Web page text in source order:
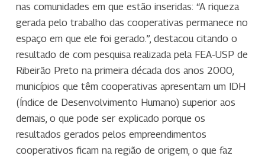
nas comunidades em que estão inseridas: “A riqueza
gerada pelo trabalho das cooperativas permanece no
espaço em que ele foi gerado.”, destacou citando o
resultado de com pesquisa realizada pela FEA-USP de
Ribeirão Preto na primeira década dos anos 2000,
municípios que têm cooperativas apresentam um IDH
(Índice de Desenvolvimento Humano) superior aos
demais, o que pode ser explicado porque os
resultados gerados pelos empreendimentos
cooperativos ficam na região de origem, o que faz